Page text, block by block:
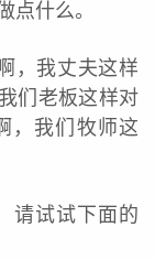
点什么。
，我丈夫这样
们老板这样对
，我们牧师这
请试试下面的